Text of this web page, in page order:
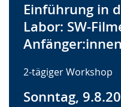
Einführung in
Labor: SW-
Anfänger:innen
2-tägiger Workshop
Sonntag,